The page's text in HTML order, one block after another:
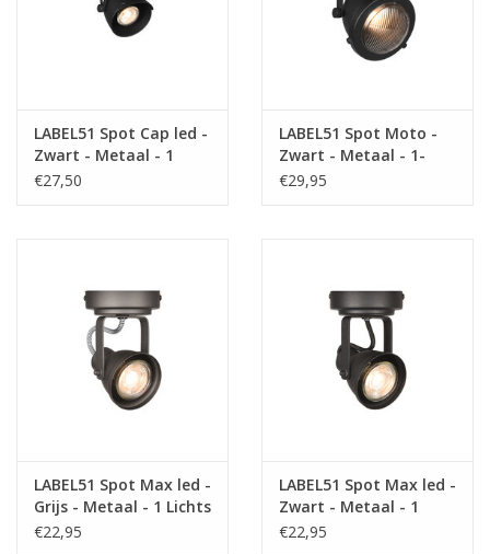
Verlichting
Fake plants
SIeraden
Accessoires
LABEL51 Spot Cap led -
Zwart - Metaal - 1
Lichts
€27,50
LABEL51 Spot Moto -
Zwart - Metaal - 1-
Lichts
€29,95
LABEL51 Spot Max led -
Grijs - Metaal - 1 Lichts
€22,95
LABEL51 Spot Max led -
Zwart - Metaal - 1
Lichts
€22,95